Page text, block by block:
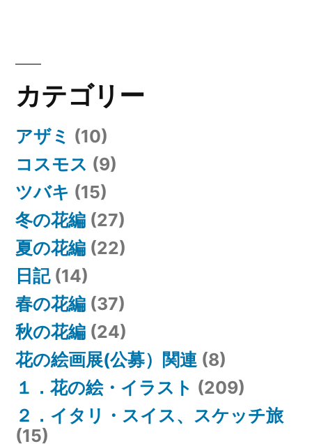
カテゴリー
アザミ (10)
コスモス (9)
ツバキ (15)
冬の花編 (27)
夏の花編 (22)
日記(14)
春の花編 (37)
秋の花編 (24)
花の絵画展(公募）関連 (8)
１．花の絵・イラスト (209)
２．イタリ・スイス、スケッチ旅
(15)